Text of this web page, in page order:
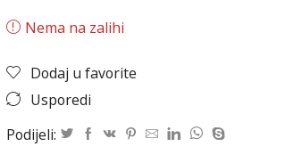
Nema na zalihi
Dodaj u favorite
Usporedi
Podijeli: